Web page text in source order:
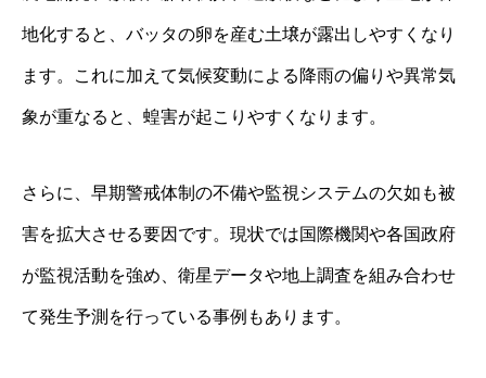
地化すると、バッタの卵を産む土壌が露出しやすくなり
ます。これに加えて気候変動による降雨の偏りや異常気
象が重なると、蝗害が起こりやすくなります。
さらに、早期警戒体制の不備や監視システムの欠如も被
害を拡大させる要因です。現状では国際機関や各国政府
が監視活動を強め、衛星データや地上調査を組み合わせ
て発生予測を行っている事例もあります。